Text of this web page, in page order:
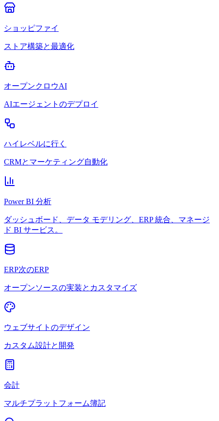
ショッピファイ
ストア構築と最適化
オープンクロウAI
AIエージェントのデプロイ
ハイレベルに行く
CRMとマーケティング自動化
Power BI 分析
ダッシュボード、データ モデリング、ERP 統合、マネージ
ド BI サービス。
ERP次のERP
オープンソースの実装とカスタマイズ
ウェブサイトのデザイン
カスタム設計と開発
会計
マルチプラットフォーム簿記